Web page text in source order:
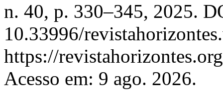
n. 40, p. 330–345, 2025.
10.33996/
https://
Acesso em: 9 ago. 2026.